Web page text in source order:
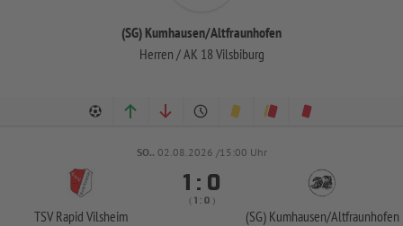
(SG) Kumhausen/Altfraunhofen
Herren / AK 18 Vilsbiburg
SO.. 02.08.2026 /15:00 Uhr
TSV Rapid Vilsheim
 : 
(  :  )
(SG) Kumhausen/Altfraunhofen